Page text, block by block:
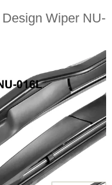
Wiper NU-